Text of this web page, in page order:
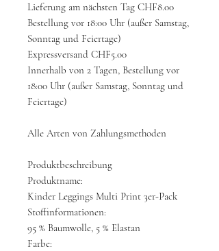
Lieferung am nächsten Tag CHF8.00
Bestellung vor 18:00 Uhr (außer Samstag,
Sonntag und Feiertage)
Expressversand CHF5.00
Innerhalb von 2 Tagen, Bestellung vor
18:00 Uhr (außer Samstag, Sonntag und
Feiertage)
Alle Arten von Zahlungsmethoden
Produktbeschreibung
Produktname:
Kinder Leggings Multi Print 3er-Pack
Stoffinformationen:
95 % Baumwolle, 5 % Elastan
Farbe: